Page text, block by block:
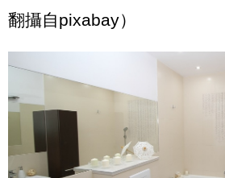
翻攝自pixabay）